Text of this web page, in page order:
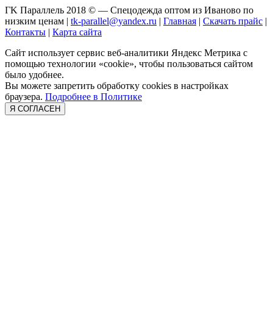
ГK Параллель 2018 © — Спецодежда оптом из Иваново по
низким ценам | tk-parallel@yandex.ru | Главная | Скачать прайс |
Контакты | Карта сайта
Сайт использует сервис веб-аналитики Яндекс Метрика с
помощью технологии «cookie», чтобы пользоваться сайтом
было удобнее.
Вы можете запретить обработку cookies в настройках
браузера. Подробнее в Политике
Я СОГЛАСЕН